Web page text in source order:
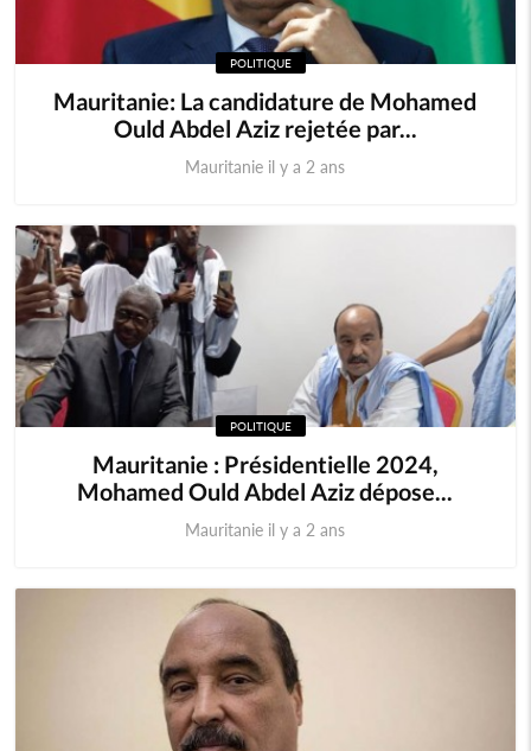
POLITIQUE
Mauritanie: La candidature de Mohamed
Ould Abdel Aziz rejetée par...
Mauritanie il y a 2 ans
POLITIQUE
Mauritanie : Présidentielle 2024,
Mohamed Ould Abdel Aziz dépose...
Mauritanie il y a 2 ans